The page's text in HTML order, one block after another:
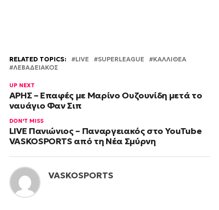
RELATED TOPICS: LIVE SUPERLEAGUE
ΚΑΛΛΙΘΕΑ
ΛΕΒΑΔΕΙΑΚΟΣ
UP NEXT
ΑΡΗΣ – Επαφές με Μαρίνο Ουζουνίδη μετά το
ναυάγιο Φαν Σιπ
DON'T MISS
LIVE Πανιώνιος – Παναργειακός στο YouTube
VASKOSPORTS από τη Νέα Σμύρνη
VASKOSPORTS